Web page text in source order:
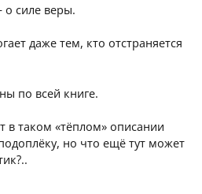
о силе веры.
даже тем, кто отстраняется
по всей книге.
в таком «тёплом» описании
но что ещё тут может